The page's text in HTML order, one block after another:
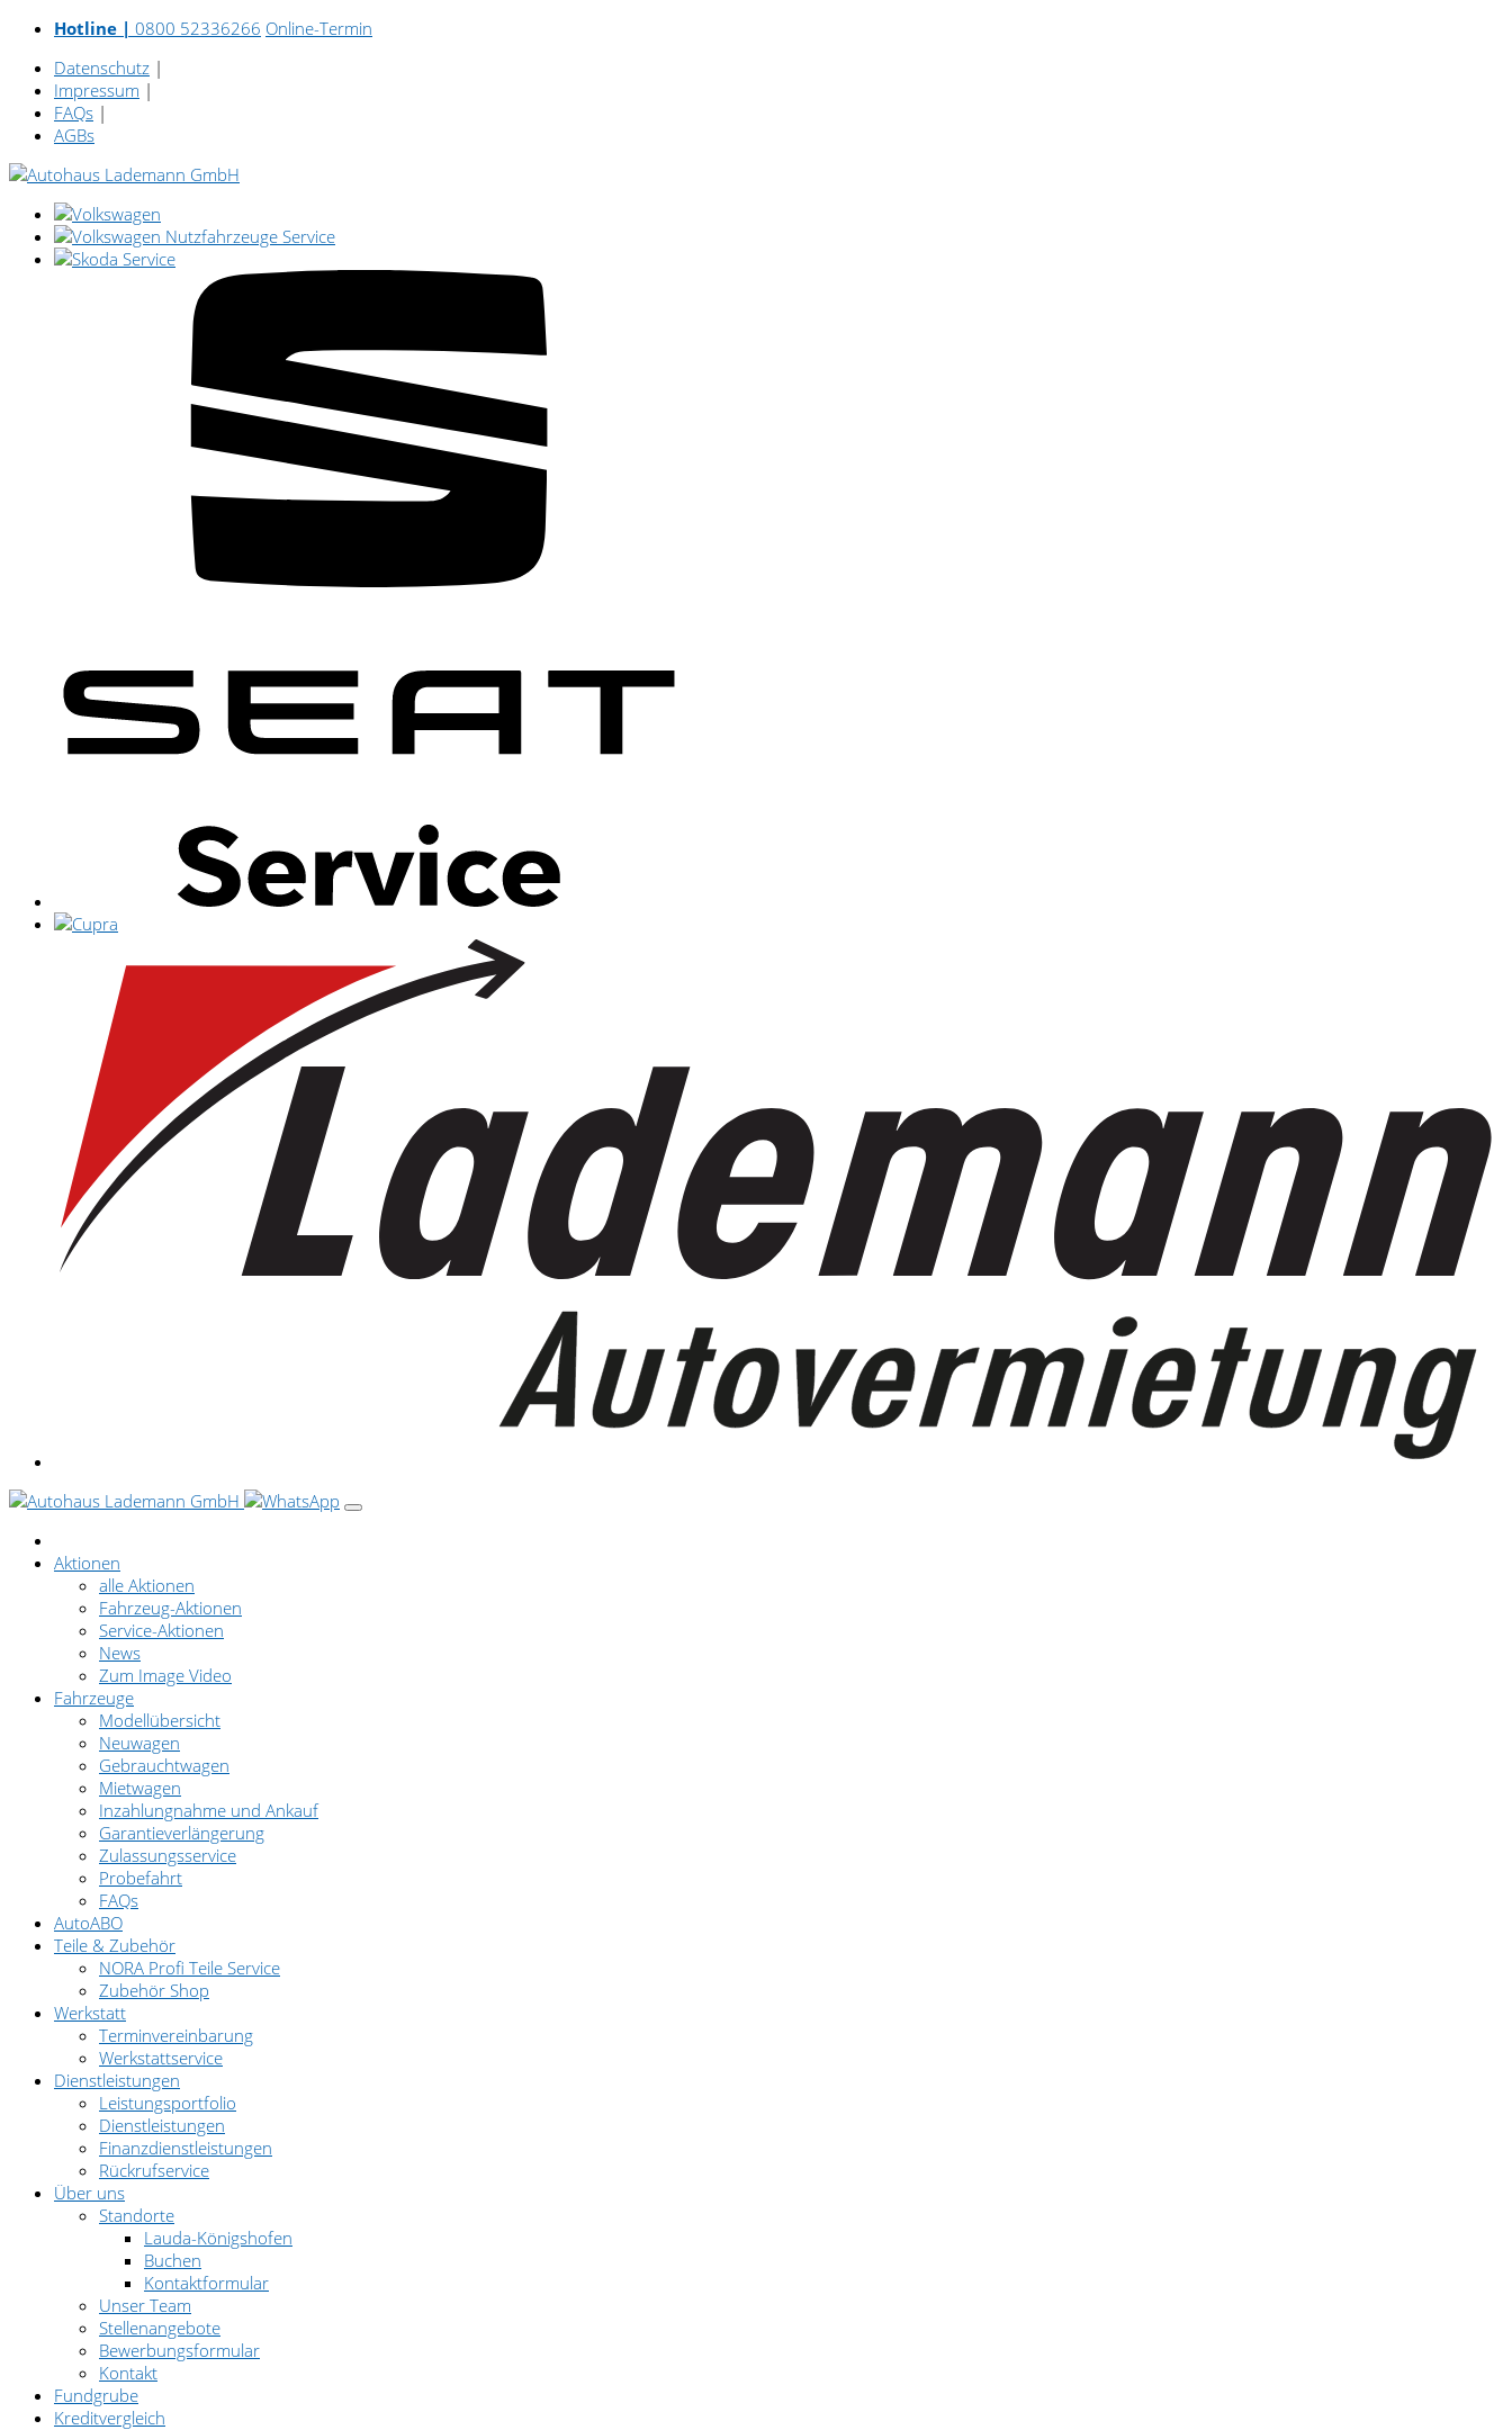
Hotline | 0800 52336266 Online-Termin
Datenschutz |
Impressum |
FAQs |
AGBs
Aktionen
alle Aktionen
Fahrzeug-Aktionen
Service-Aktionen
News
Zum Image Video
Fahrzeuge
Modellübersicht
Neuwagen
Gebrauchtwagen
Mietwagen
Inzahlungnahme und Ankauf
Garantieverlängerung
Zulassungsservice
Probefahrt
FAQs
AutoABO
Teile & Zubehör
NORA Profi Teile Service
Zubehör Shop
Werkstatt
Terminvereinbarung
Werkstattservice
Dienstleistungen
Leistungsportfolio
Dienstleistungen
Finanzdienstleistungen
Rückrufservice
Über uns
Standorte
Lauda-Königshofen
Buchen
Kontaktformular
Unser Team
Stellenangebote
Bewerbungsformular
Kontakt
Fundgrube
Kreditvergleich